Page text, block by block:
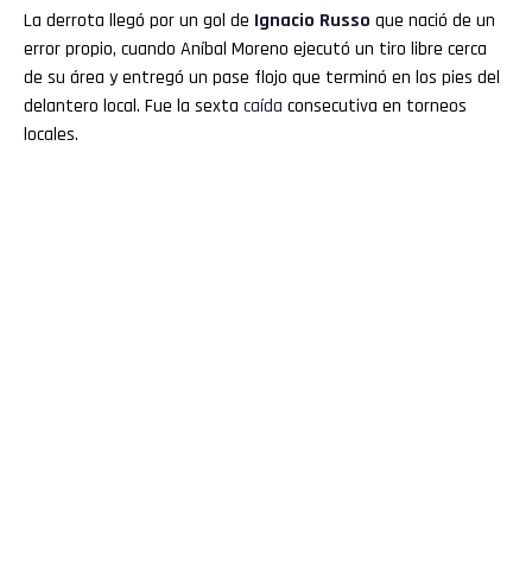
La derrota llegó por un gol de Ignacio Russo que nació de un
error propio, cuando Aníbal Moreno ejecutó un tiro libre cerca
de su área y entregó un pase flojo que terminó en los pies del
delantero local. Fue la sexta caída consecutiva en torneos
locales.